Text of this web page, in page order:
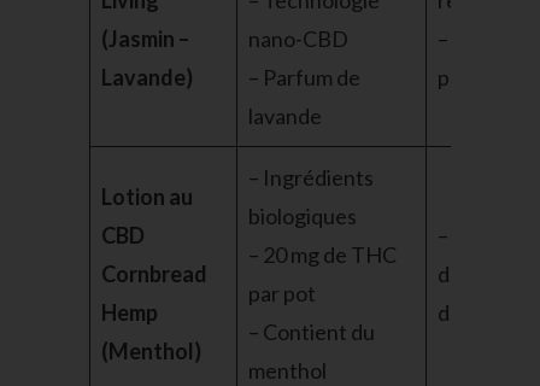
(Jasmin –
Lavande)
nano-CBD
– Parfum de
lavande
– Hydrate
peau
Lotion au
CBD
Cornbread
Hemp
(Menthol)
– Ingrédients
biologiques
– 20 mg de THC
par pot
– Contient du
menthol
–
de l’effet